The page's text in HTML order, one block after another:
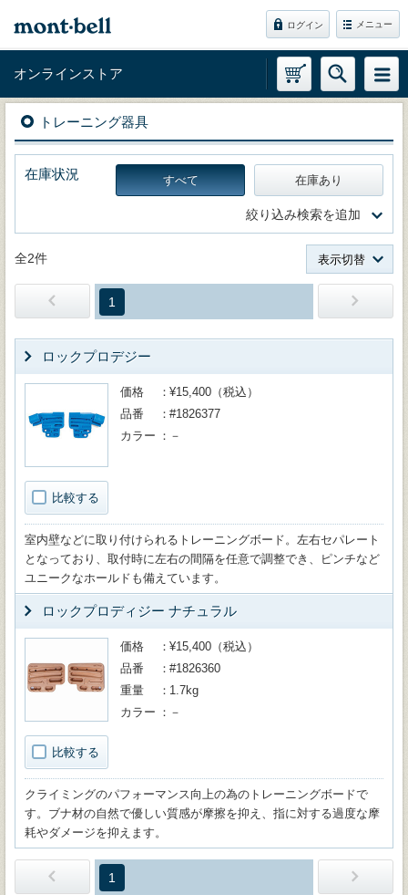
ログイン メニュー
オンラインストア
トレーニング器具
在庫状況 すべて 在庫あり
絞り込み検索を追加
全2件 表示切替
1
ロックプロデジー
比較する
価格
¥15,400（税込）
品番
#1826377
カラー
－
室内壁などに取り付けられるトレーニングボード。左右セパレート
となっており、取付時に左右の間隔を任意で調整でき、ピンチなど
ユニークなホールドも備えています。
ロックプロディジー ナチュラル
比較する
価格
¥15,400（税込）
品番
#1826360
重量
1.7kg
カラー
－
クライミングのパフォーマンス向上の為のトレーニングボードで
す。ブナ材の自然で優しい質感が摩擦を抑え、指に対する過度な摩
耗やダメージを抑えます。
1